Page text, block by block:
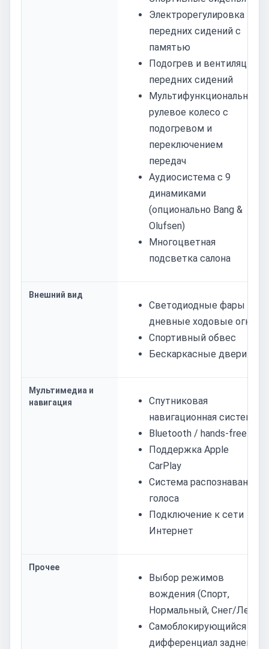
Электрорегулировка
передних сидений с
памятью
Подогрев и вентиляция
передних сидений
Мультифункциональное
рулевое колесо с
подогревом и
переключением
передач
Аудиосистема с 9
динамиками
(опционально Bang &
Olufsen)
Многоцветная
подсветка салона
Внешний вид
Светодиодные фары и
дневные ходовые огни
Спортивный обвес
Бескаркасные двери
Мультимедиа и
навигация
Спутниковая
навигационная система
Bluetooth / hands-free
Поддержка Apple
CarPlay
Система распознавания
голоса
Подключение к сети
Интернет
Прочее
Выбор режимов
вождения (Спорт,
Нормальный, Снег/Лед)
Самоблокирующийся
дифференциал задней